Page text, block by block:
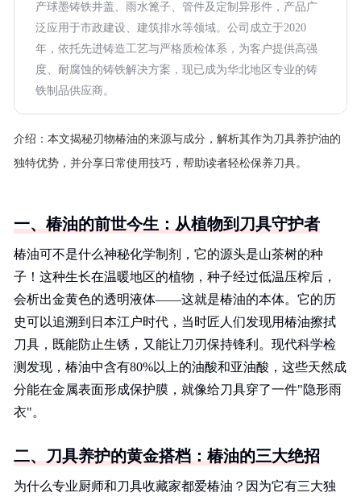
产球墨铸铁井盖、雨水篦子、管件及定制异形件，产品广
泛应用于市政建设、建筑排水等领域。公司成立于2020
年，依托先进铸造工艺与严格质检体系，为客户提供高强
度、耐腐蚀的铸铁解决方案，现已成为华北地区专业的铸
铁制品供应商。
介绍： 本文揭秘刃物椿油的来源与成分，解析其作为刀具养护油的
独特优势，并分享日常使用技巧，帮助读者轻松保养刀具。
一、椿油的前世今生：从植物到刀具守护者
椿油可不是什么神秘化学制剂，它的源头是山茶树的种
子！这种生长在温暖地区的植物，种子经过低温压榨后，
会析出金黄色的透明液体——这就是椿油的本体。它的历
史可以追溯到日本江户时代，当时匠人们发现用椿油擦拭
刀具，既能防止生锈，又能让刀刃保持锋利。现代科学检
测发现，椿油中含有80%以上的油酸和亚油酸，这些天然成
分能在金属表面形成保护膜，就像给刀具穿了一件"隐形雨
衣"。
二、刀具养护的黄金搭档：椿油的三大绝招
为什么专业厨师和刀具收藏家都爱椿油？因为它有三大独